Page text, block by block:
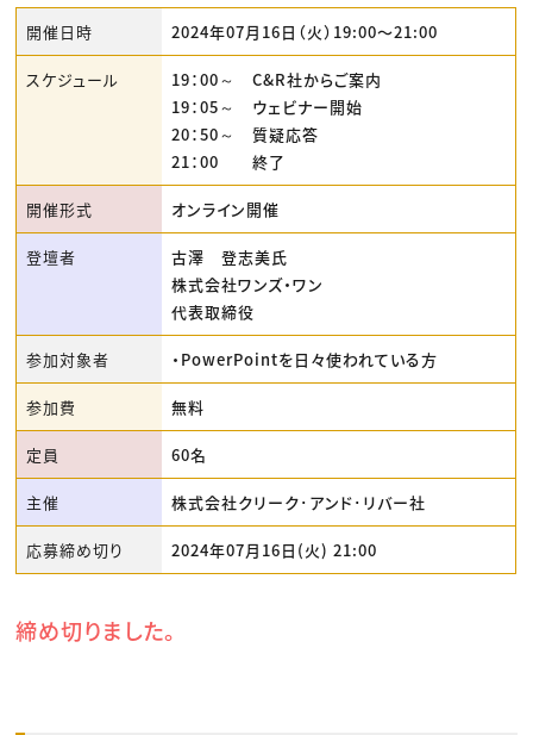
開催日時 2024年07月16日（火）19:00〜21:00
スケジュール
19：00～ C&R社からご案内
19：05～ ウェビナー開始
20：50～ 質疑応答
21：00 終了
開催形式 オンライン開催
登壇者
古澤 登志美氏
株式会社ワンズ・ワン
代表取締役
参加対象者 ・PowerPointを日々使われている方
参加費 無料
定員 60名
主催 株式会社クリーク･アンド･リバー社
応募締め切り 2024年07月16日(火) 21:00
締め切りました。